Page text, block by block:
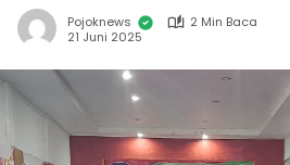
Pojoknews
2 Min Baca
21 Juni 2025